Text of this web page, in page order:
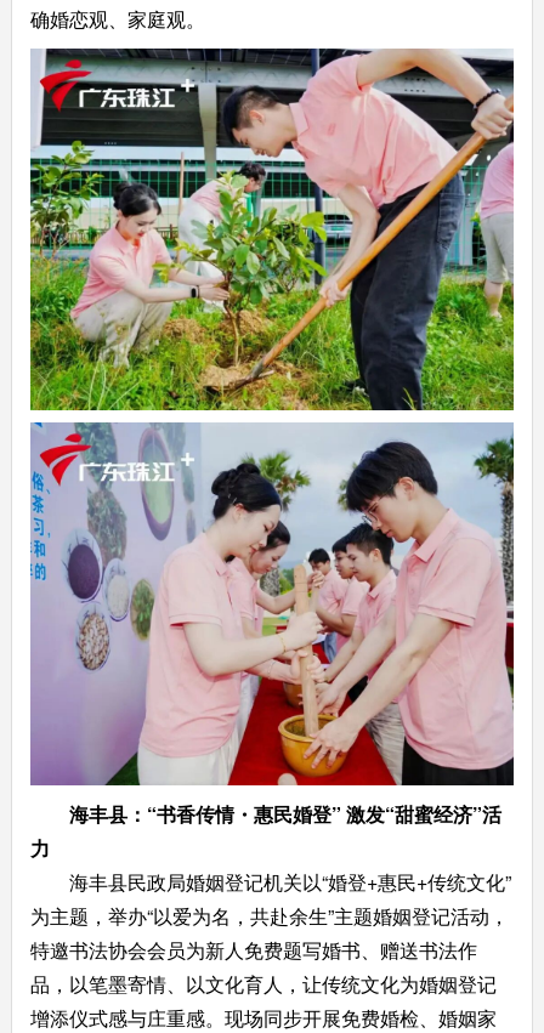
确婚恋观、家庭观。
海丰县： “书香传情・惠民婚登” 激发“甜蜜经济”活
力
海丰县民政局婚姻登记机关以“婚登+惠民+传统文化”
为主题，举办“以爱为名，共赴余生”主题婚姻登记活动，
特邀书法协会会员为新人免费题写婚书、赠送书法作
品，以笔墨寄情、以文化育人，让传统文化为婚姻登记
增添仪式感与庄重感。现场同步开展免费婚检、婚姻家